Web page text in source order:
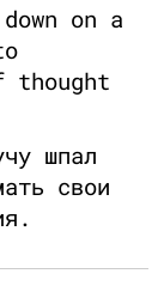
on a
thought
шпал
свои